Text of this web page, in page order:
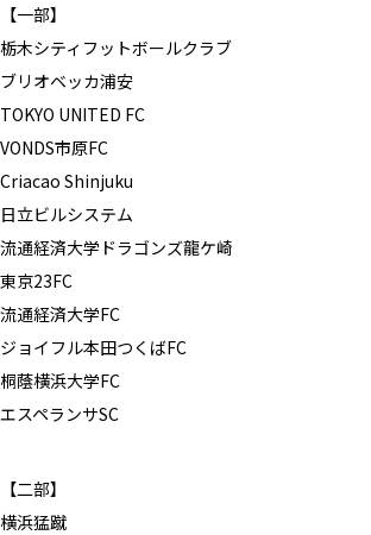
【一部】
栃木シティフットボールクラブ
ブリオベッカ浦安
TOKYO UNITED FC
VONDS市原FC
Criacao Shinjuku
日立ビルシステム
流通経済大学ドラゴンズ龍ケ崎
東京23FC
流通経済大学FC
ジョイフル本田つくばFC
桐蔭横浜大学FC
エスペランサSC
【二部】
横浜猛蹴